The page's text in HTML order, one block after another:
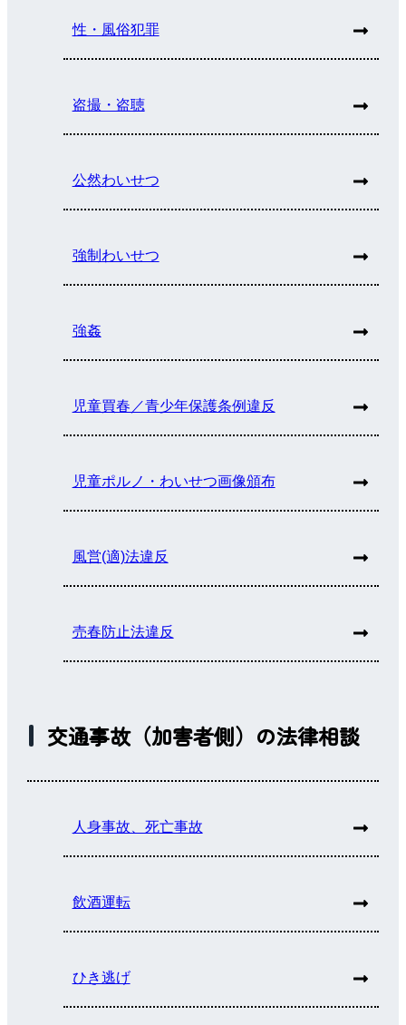
性・風俗犯罪
盗撮・盗聴
公然わいせつ
強制わいせつ
強姦
児童買春／青少年保護条例違反
児童ポルノ・わいせつ画像頒布
風営(適)法違反
売春防止法違反
交通事故（加害者側）の法律相談
人身事故、死亡事故
飲酒運転
ひき逃げ